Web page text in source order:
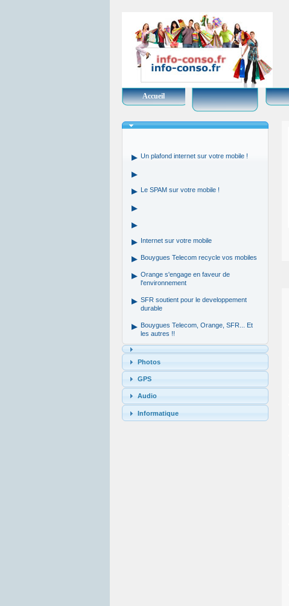
Accueil
Un plafond internet sur votre mobile !
Le SPAM sur votre mobile !
Internet sur votre mobile
Bouygues Telecom recycle vos mobiles
Orange s'engage en faveur de
l'environnement
SFR soutient pour le developpement
durable
Bouygues Telecom, Orange, SFR... Et
les autres !!
Photos
GPS
Audio
Informatique